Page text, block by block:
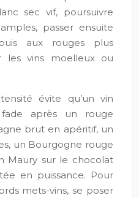
sec vif, poursuivre
passer ensuite
aux rouges plus
les vins moelleux ou
évite qu’un vin
après un rouge
brut en apéritif, un
un Bourgogne rouge
Maury sur le chocolat
en puissance. Pour
mets-vins, se poser